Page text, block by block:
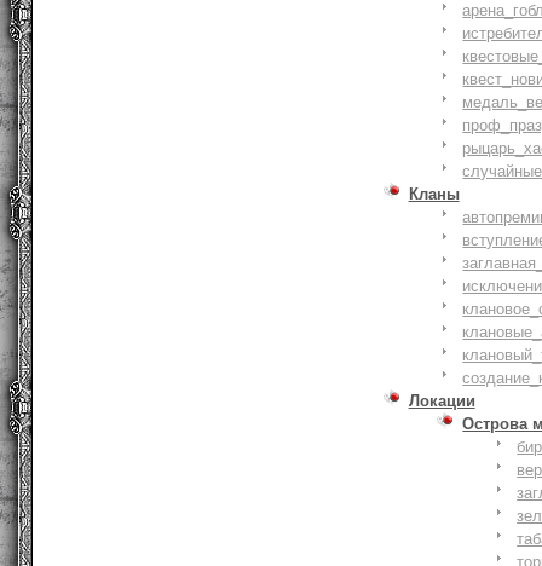
Кланы
Локации
Острова